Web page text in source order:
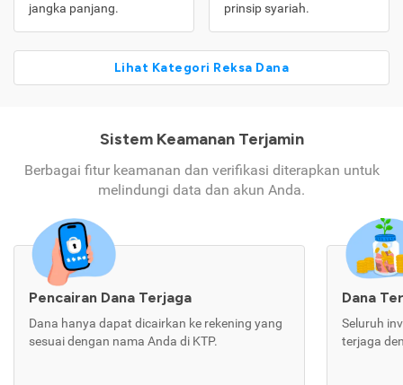
jangka panjang.
prinsip syariah.
Lihat Kategori Reksa Dana
Sistem Keamanan Terjamin
Berbagai fitur keamanan dan verifikasi diterapkan untuk
melindungi data dan akun Anda.
Pencairan Dana Terjaga
Dana hanya dapat dicairkan ke rekening yang
sesuai dengan nama Anda di KTP.
Dana
Seluruh
terjaga